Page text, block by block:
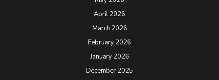
April 2026
March 2026
February 2026
January 2026
December 2025